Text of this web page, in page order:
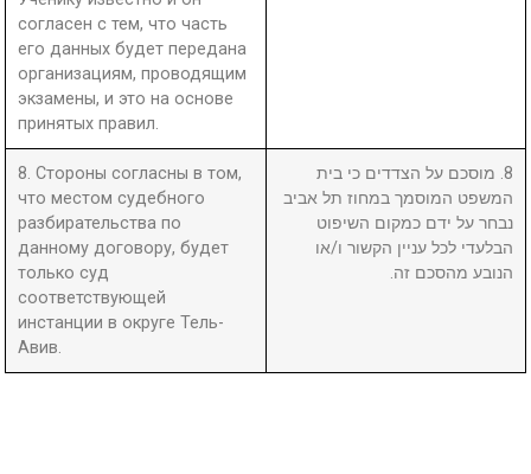
согласен с тем, что часть
его данных будет передана
организациям, проводящим
экзамены, и это на основе
принятых правил.
8. Стороны согласны в том,
что местом судебного
разбирательства по
данному договору, будет
только суд
соответствующей
инстанции в округе Тель-
Авив.
8. מוסכם על הצדדים כי בית
המשפט המוסמך במחוז תל אביב
נבחר על ידם כמקום השיפוט
הבלעדי לכל עניין הקשור ו/או
הנובע מהסכם זה.